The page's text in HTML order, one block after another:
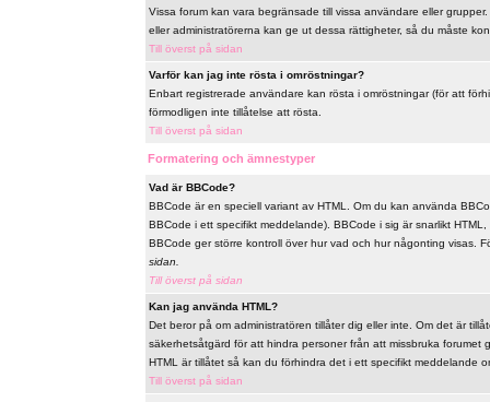
Vissa forum kan vara begränsade till vissa användare eller
eller administratörerna kan ge ut dessa rättigheter, så du måste
Till överst på sidan
Varför kan jag inte rösta i omröstningar?
Enbart registrerade användare kan rösta i omröstningar (för att
förmodligen inte tillåtelse att rösta.
Till överst på sidan
Formatering och ämnestyper
Vad är BBCode?
BBCode är en speciell variant av HTML. Om du kan använda
BBCode i ett specifikt meddelande). BBCode i sig är snarlikt
BBCode ger större kontroll över hur vad och hur någonting visas.
sidan.
Till överst på sidan
Kan jag använda HTML?
Det beror på om administratören tillåter dig eller inte. Om det är
säkerhetsåtgärd för att hindra personer från att missbruka
HTML är tillåtet så kan du förhindra det i ett specifikt meddelande
Till överst på sidan